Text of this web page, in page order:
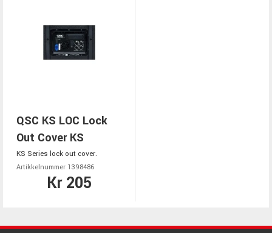
QSC KS LOC Lock
Out Cover KS
KS Series lock out cover.
Artikkelnummer 1398486
Kr 205